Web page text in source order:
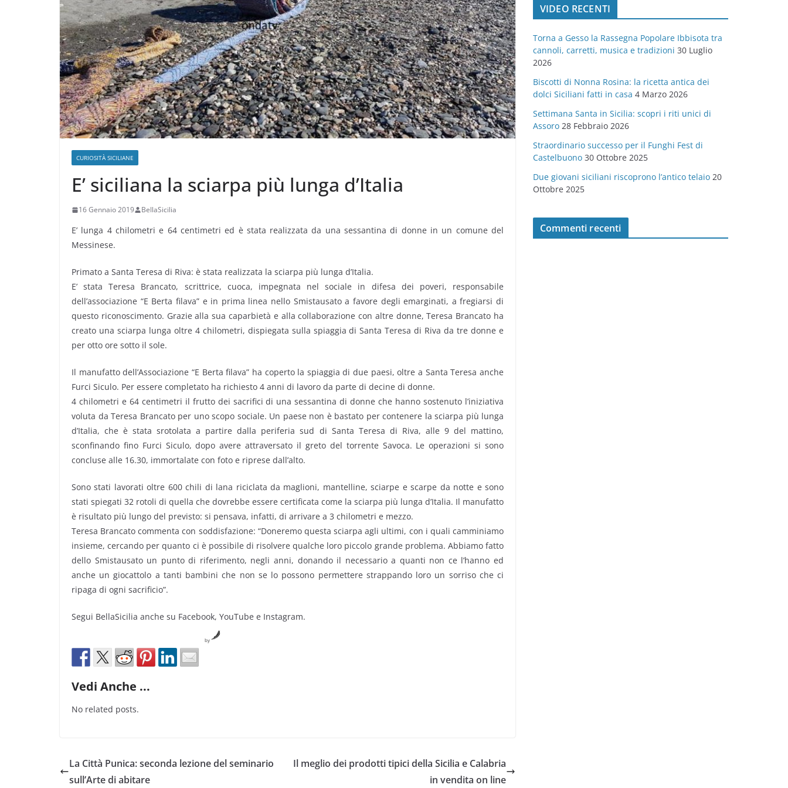
CURIOSITÀ SICILIANE
E’ siciliana la sciarpa più lunga d’Italia
16 Gennaio 2019 BellaSicilia
E’ lunga 4 chilometri e 64 centimetri ed è stata realizzata da una sessantina di donne in un comune del
Messinese.
Primato a Santa Teresa di Riva: è stata realizzata la sciarpa più lunga d’Italia.
E’ stata Teresa Brancato, scrittrice, cuoca, impegnata nel sociale in difesa dei poveri, responsabile
dell’associazione “E Berta filava” e in prima linea nello Smistausato a favore degli emarginati, a fregiarsi di
questo riconoscimento. Grazie alla sua caparbietà e alla collaborazione con altre donne, Teresa Brancato ha
creato una sciarpa lunga oltre 4 chilometri, dispiegata sulla spiaggia di Santa Teresa di Riva da tre donne e
per otto ore sotto il sole.
Il manufatto dell’Associazione “E Berta filava” ha coperto la spiaggia di due paesi, oltre a Santa Teresa anche
Furci Siculo. Per essere completato ha richiesto 4 anni di lavoro da parte di decine di donne.
4 chilometri e 64 centimetri il frutto dei sacrifici di una sessantina di donne che hanno sostenuto l’iniziativa
voluta da Teresa Brancato per uno scopo sociale. Un paese non è bastato per contenere la sciarpa più lunga
d’Italia, che è stata srotolata a partire dalla periferia sud di Santa Teresa di Riva, alle 9 del mattino,
sconfinando fino Furci Siculo, dopo avere attraversato il greto del torrente Savoca. Le operazioni si sono
concluse alle 16.30, immortalate con foto e riprese dall’alto.
Sono stati lavorati oltre 600 chili di lana riciclata da maglioni, mantelline, sciarpe e scarpe da notte e sono
stati spiegati 32 rotoli di quella che dovrebbe essere certificata come la sciarpa più lunga d’Italia. Il manufatto
è risultato più lungo del previsto: si pensava, infatti, di arrivare a 3 chilometri e mezzo.
Teresa Brancato commenta con soddisfazione: “Doneremo questa sciarpa agli ultimi, con i quali camminiamo
insieme, cercando per quanto ci è possibile di risolvere qualche loro piccolo grande problema. Abbiamo fatto
dello Smistausato un punto di riferimento, negli anni, donando il necessario a quanti non ce l’hanno ed
anche un giocattolo a tanti bambini che non se lo possono permettere strappando loro un sorriso che ci
ripaga di ogni sacrificio”.
Segui BellaSicilia anche su Facebook, YouTube e Instagram.
by
Vedi Anche ...
No related posts.
La Città Punica: seconda lezione del seminario
sull’Arte di abitare
Il meglio dei prodotti tipici della Sicilia e Calabria
in vendita on line
o
r
e
VIDEO RECENTI
Torna a Gesso la Rassegna Popolare Ibbisota tra
cannoli, carretti, musica e tradizioni 30 Luglio
2026
Biscotti di Nonna Rosina: la ricetta antica dei
dolci Siciliani fatti in casa 4 Marzo 2026
Settimana Santa in Sicilia: scopri i riti unici di
Assoro 28 Febbraio 2026
Straordinario successo per il Funghi Fest di
Castelbuono 30 Ottobre 2025
Due giovani siciliani riscoprono l’antico telaio 20
Ottobre 2025
Commenti recenti